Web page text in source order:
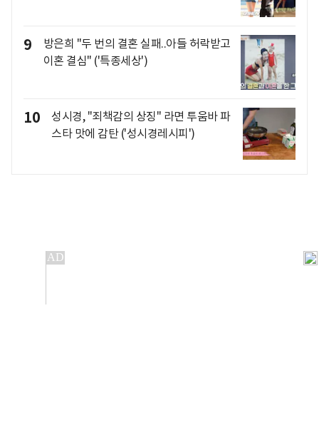
9
방은희 "두 번의 결혼 실패..아들 허락받고
이혼 결심" ('특종세상')
10
성시경, "죄책감의 상징" 라면 투움바 파
스타 맛에 감탄 ('성시경레시피')